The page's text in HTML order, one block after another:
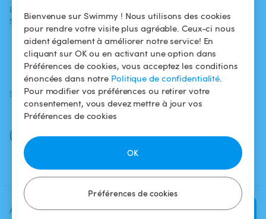
Bienvenue sur Swimmy ! Nous utilisons des cookies
pour rendre votre visite plus agréable. Ceux-ci nous
aident également à améliorer notre service! En
cliquant sur OK ou en activant une option dans
Préférences de cookies, vous acceptez les conditions
énoncées dans notre Politique de confidentialité.
Pour modifier vos préférences ou retirer votre
consentement, vous devez mettre à jour vos
Préférences de cookies
Préférences de cookies
OK
Ajoutez une date et un créneau
Vérifier la
L'aventure
Swimmy
Louer ma piscine
Comment ça
marche ?
confidentialité
Mentions légales
SUIVEZ-NOUS
Facebook
Instagram
TÉLÉCHARGEZ L'APP